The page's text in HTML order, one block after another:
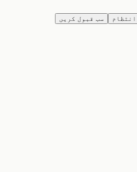
سب قبول کریں